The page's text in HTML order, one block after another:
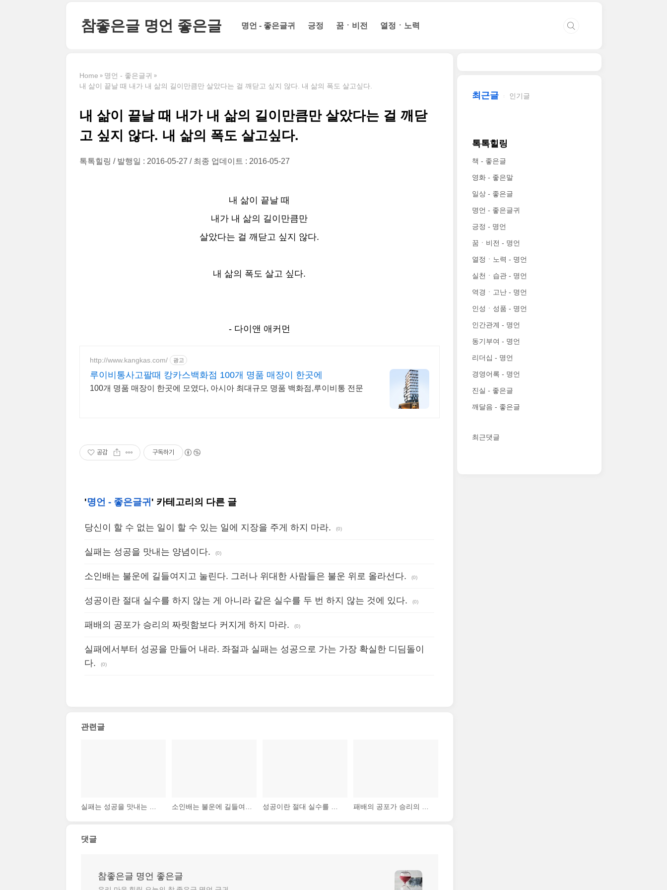
참좋은글 명언 좋은글 명언 - 좋은글귀 긍정 꿈ㆍ비전 열정ㆍ노력
Home
명언 - 좋은글귀
내 삶이 끝날 때 내가 내 삶의 길이만큼만 살았다는 걸 깨닫고 싶지 않다. 내 삶의 폭도 살고싶다.
내 삶이 끝날 때 내가 내 삶의 길이만큼만 살았다는 걸 깨닫
고 싶지 않다. 내 삶의 폭도 살고싶다.
톡톡힐링 발행일 : 2016-05-27 최종 업데이트 : 2016-05-27
내 삶이 끝날 때
내가 내 삶의 길이만큼만
살았다는 걸 깨닫고 싶지 않다.
내 삶의 폭도 살고 싶다.
- 다이앤 애커먼
http://www.kangkas.com/ 광고
루이비통사고팔때 캉카스백화점 100개 명품 매장이 한곳에
100개 명품 매장이 한곳에 모였다, 아시아 최대규모 명품 백화점,루이비통 전문
공감 구독하기
'명언 - 좋은글귀 ' 카테고리의 다른 글
당신이 할 수 없는 일이 할 수 있는 일에 지장을 주게 하지 마라. (0)
실패는 성공을 맛내는 양념이다. (0)
소인배는 불운에 길들여지고 눌린다. 그러나 위대한 사람들은 불운 위로 올라선다. (0)
성공이란 절대 실수를 하지 않는 게 아니라 같은 실수를 두 번 하지 않는 것에 있다. (0)
패배의 공포가 승리의 짜릿함보다 커지게 하지 마라. (0)
실패에서부터 성공을 만들어 내라. 좌절과 실패는 성공으로 가는 가장 확실한 디딤돌이
다.
(0)
관련글
댓글
참좋은글 명언 좋은글
최근글 인기글
톡톡힐링
책 - 좋은글
영화 - 좋은말
일상 - 좋은글
명언 - 좋은글귀
긍정 - 명언
꿈ㆍ비전 - 명언
열정ㆍ노력 - 명언
실천ㆍ습관 - 명언
역경ㆍ고난 - 명언
인성ㆍ성품 - 명언
인간관계 - 명언
동기부여 - 명언
리더십 - 명언
경영어록 - 명언
진실 - 좋은글
깨달음 - 좋은글
최근댓글